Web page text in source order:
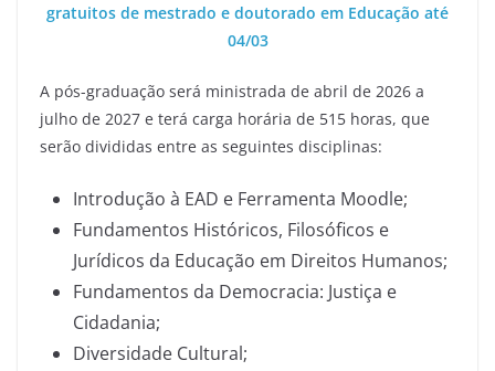
gratuitos de mestrado e doutorado em Educação até
04/03
A pós-graduação será ministrada de abril de 2026 a
julho de 2027 e terá carga horária de 515 horas, que
serão divididas entre as seguintes disciplinas:
Introdução à EAD e Ferramenta Moodle;
Fundamentos Históricos, Filosóficos e
Jurídicos da Educação em Direitos Humanos;
Fundamentos da Democracia: Justiça e
Cidadania;
Diversidade Cultural;